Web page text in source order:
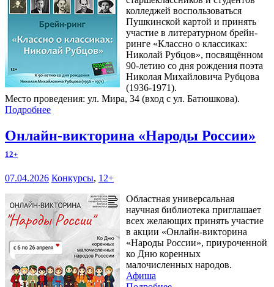
колледжей воспользоваться
Пушкинской картой и принять
участие в литературном брейн-
ринге «Классно о классиках:
Николай Рубцов», посвящённом
90-летию со дня рождения поэта
Николая Михайловича Рубцова
(1936-1971).
Место проведения: ул. Мира, 34 (вход с ул. Батюшкова).
Подробнее
Онлайн-викторина «Народы России»
12+
07.04.2026 Конкурсы, 12+
Областная универсальная
научная библиотека приглашает
всех желающих принять участие
в акции «Онлайн-викторина
«Народы России», приуроченной
ко Дню коренных
малочисленных народов.
Афиша